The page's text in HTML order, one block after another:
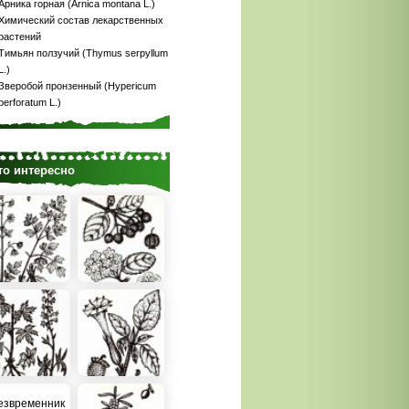
горная (Arnica montana L.)
состав лекарственных
ползучий (Thymus serpyllum
пронзенный (Hypericum
L.)
интересно